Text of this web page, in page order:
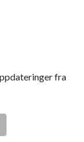
fra